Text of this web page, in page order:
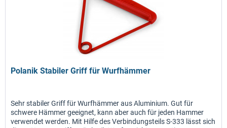
Polanik Stabiler Griff für Wurfhämmer
Sehr stabiler Griff für Wurfhämmer aus Aluminium. Gut für
schwere Hämmer geeignet, kann aber auch für jeden Hammer
verwendet werden. Mit Hilfe des Verbindungsteils S-333 lässt sich